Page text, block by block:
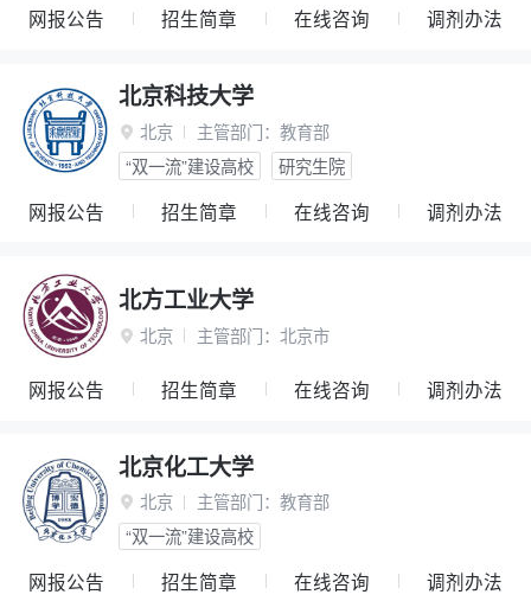
网报公告 招生简章 在线咨询 调剂办法
北京科技大学
 北京 主管部门： 教育部
“双一流”建设高校
研究生院
网报公告 招生简章 在线咨询 调剂办法
北方工业大学
 北京 主管部门： 北京市
网报公告 招生简章 在线咨询 调剂办法
北京化工大学
 北京 主管部门： 教育部
“双一流”建设高校
网报公告 招生简章 在线咨询 调剂办法